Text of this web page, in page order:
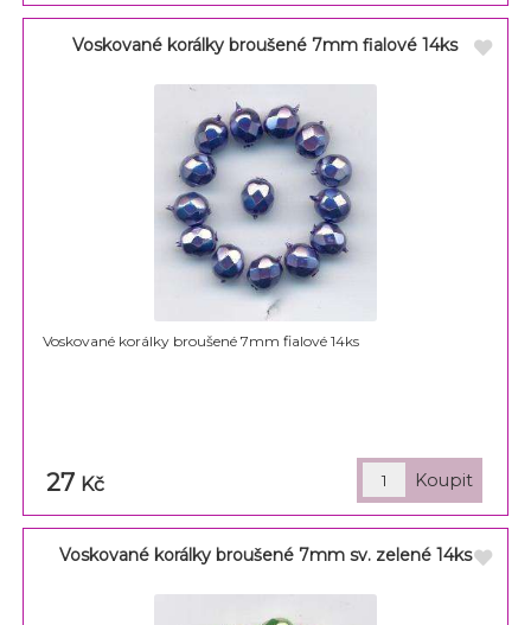
Voskované korálky broušené 7mm fialové 14ks
Voskované korálky broušené 7mm fialové 14ks
27 Kč
Voskované korálky broušené 7mm sv. zelené 14ks